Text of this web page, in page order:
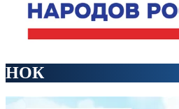
НОК